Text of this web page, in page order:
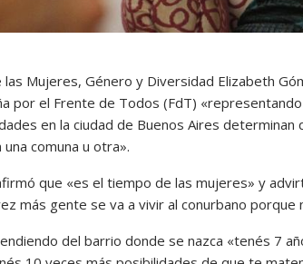
las Mujeres, Género y Diversidad Elizabeth
por el Frente de Todos (FdT)
en la ciudad de Buenos Aires
comuna u otra».
que «es el tiempo de las mujeres» y
más gente se va a vivir al conurbano porque
del barrio donde se nazca «tenés 7